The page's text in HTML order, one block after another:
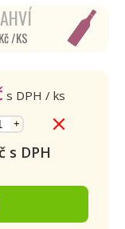
/KS
s DPH / ks
+
s DPH